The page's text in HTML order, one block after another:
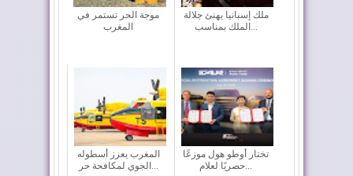
موجة الحر تستمر في
المغرب
ملك إسبانيا يهنئ جلالة
الملك بمناسب...
المغرب يعزز أسطوله
تختار أوطو هول موزعًا